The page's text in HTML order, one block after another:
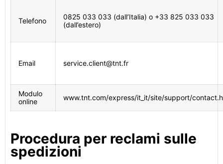
Telefono
0825 033 033 (dall’Italia) o +33 825 033 033
(dall’estero)
Email service.client@tnt.fr
Modulo
online
www.tnt.com/express/it_it/site/support/
Procedura per reclami sulle
spedizioni